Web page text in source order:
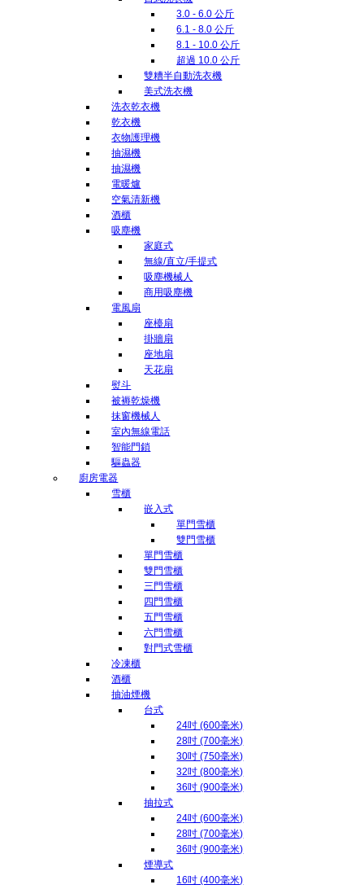
3.0 - 6.0 公斤
6.1 - 8.0 公斤
8.1 - 10.0 公斤
超過 10.0 公斤
雙糟半自動洗衣機
美式洗衣機
洗衣乾衣機
乾衣機
衣物護理機
抽濕機
抽濕機
電暖爐
空氣清新機
酒櫃
吸塵機
家庭式
無線/直立/手提式
吸塵機械人
商用吸塵機
電風扇
座檯扇
掛牆扇
座地扇
天花扇
熨斗
被褥乾燥機
抹窗機械人
室內無線電話
智能門鎖
驅蟲器
廚房電器
雪櫃
嵌入式
單門雪櫃
雙門雪櫃
單門雪櫃
雙門雪櫃
三門雪櫃
四門雪櫃
五門雪櫃
六門雪櫃
對門式雪櫃
冷凍櫃
酒櫃
抽油煙機
台式
24吋 (600毫米)
28吋 (700毫米)
30吋 (750毫米)
32吋 (800毫米)
36吋 (900毫米)
抽拉式
24吋 (600毫米)
28吋 (700毫米)
36吋 (900毫米)
煙導式
16吋 (400毫米)